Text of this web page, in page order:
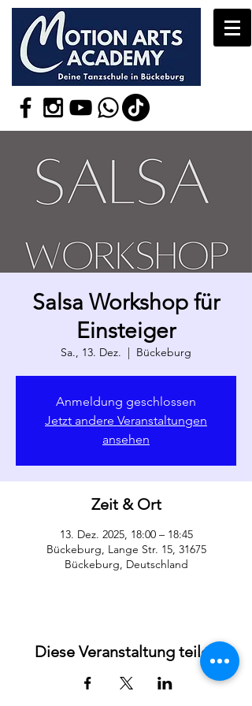
Salsa Workshop für
Einsteiger
Sa., 13. Dez.
  |
Bückeburg
Anmeldung geschlossen
Jetzt andere Veranstaltungen
ansehen
Zeit & Ort
13. Dez. 2025, 18:00 – 18:45
Bückeburg, Lange Str. 15, 31675
Bückeburg, Deutschland
Diese Veranstaltung teilen